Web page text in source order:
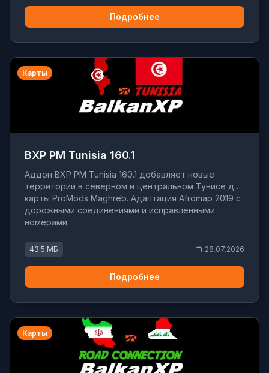
Подробнее
Карты
BXP PM Tunisia 160.1
Аддон BXP PM Tunisia 160.1 добавляет новые
территории в северном и центральном Тунисе для
карты ProMods Maghreb. Адаптация Afromap 2019 с
дорожными соединениями и исправленными
номерами.
43.5 МБ 28.07.2026
Подробнее
Карты